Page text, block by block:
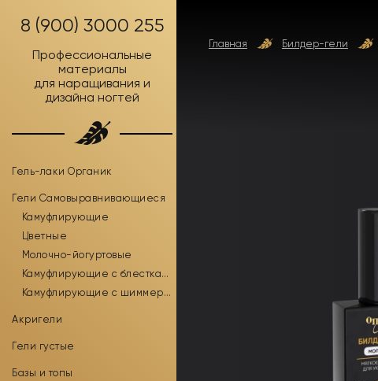
Главная Билдер-гели
8 (900) 3000 255
Профессиональные
материалы
для наращивания и
дизайна ногтей
Гель-лаки Органик
Гели Самовыравнивающиеся
Камуфлирующие
Цветные
Молочно-йогуртовые
Камуфлирующие с блестками
Камуфлирующие с шиммером
Акригели
Гели густые
Базы и топы